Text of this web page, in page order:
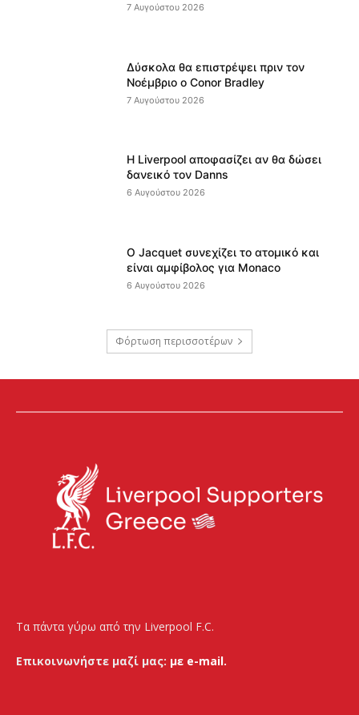
7 Αυγούστου 2026
Δύσκολα θα επιστρέψει πριν τον
Νοέμβριο ο Conor Bradley
7 Αυγούστου 2026
Η Liverpool αποφασίζει αν θα δώσει
δανεικό τον Danns
6 Αυγούστου 2026
Ο Jacquet συνεχίζει το ατομικό και
είναι αμφίβολος για Monaco
6 Αυγούστου 2026
Φόρτωση περισσοτέρων
Τα πάντα γύρω από την Liverpool F.C.
Επικοινωνήστε μαζί μας: με e-mail.